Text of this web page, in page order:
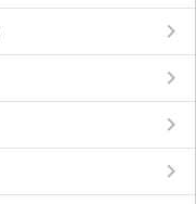
keyboard_arrow_right
keyboard_arrow_right
keyboard_arrow_right
keyboard_arrow_right